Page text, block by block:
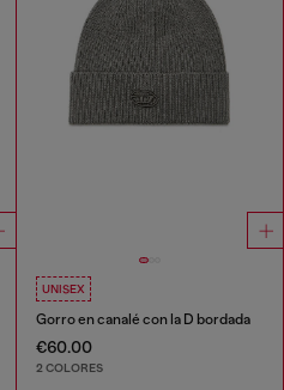
UNISEX
Gorro en canalé con la D bordada
€60.00
2 COLORES